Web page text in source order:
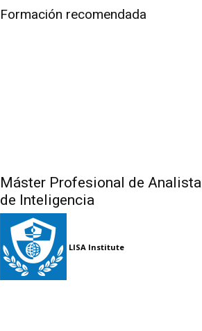
Formación recomendada
Máster Profesional de Analista
de Inteligencia
LISA Institute